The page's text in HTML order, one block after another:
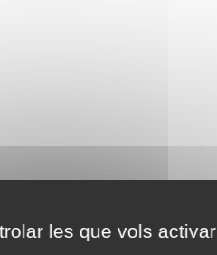
les que vols activar